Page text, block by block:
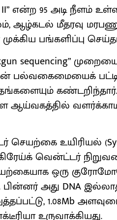
II” என்ற 95 அடி
மீதரவு
பங்களிப்பு செய்தார்
sequencing”
பல்வகைமையைக்
ஆய்வகத்தில்
உயிரியல்
வென்ட்டர் நிறுவனம்
ஒரு
அது DNA இல்லாத
1.08Mb அளவுடைய
உருவாக்கியது.